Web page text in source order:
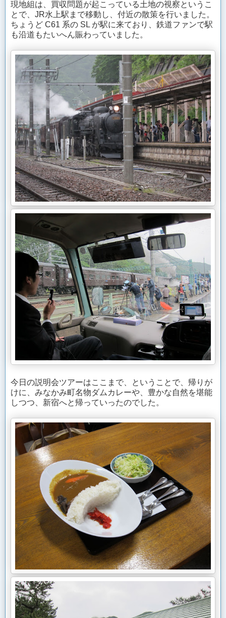
現地組は、買収問題が起こっている土地の視察というこ
とで、JR水上駅まで移動し、付近の散策を行いました。
ちょうど C61 系の SL が駅に来ており、鉄道ファンで駅
も沿道もたいへん賑わっていました。
今日の説明会ツアーはここまで、ということで、帰りが
けに、みなかみ町名物ダムカレーや、豊かな自然を堪能
しつつ、新宿へと帰っていったのでした。